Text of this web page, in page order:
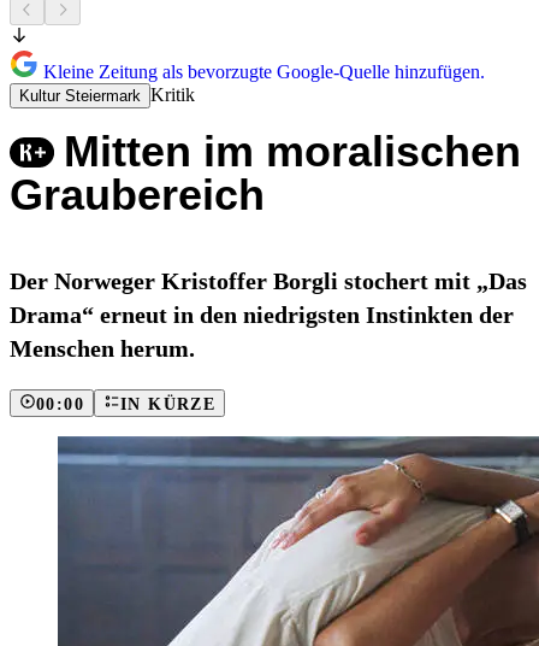
Kleine Zeitung als bevorzugte Google-Quelle hinzufügen.
Kultur Steiermark Kritik
Mitten im moralischen
Graubereich
Der Norweger Kristoffer Borgli stochert mit „Das
Drama“ erneut in den niedrigsten Instinkten der
Menschen herum.
00:00 IN KÜRZE